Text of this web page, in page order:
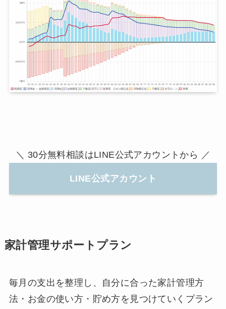
＼ 30分無料相談はLINE公式アカウントから ／
LINE公式アカウント
家計管理サポートプラン
毎月の支出を整理し、自分に合った家計管理方
法・お金の使い方・貯め方を見つけていくプラン